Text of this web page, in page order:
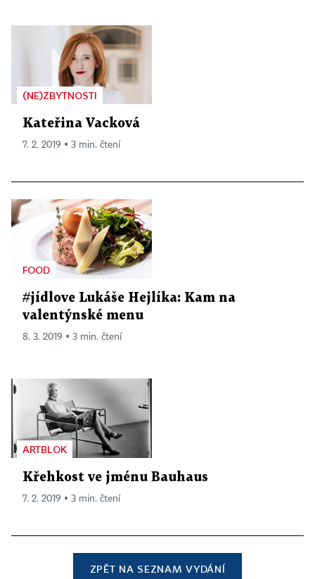
(NE)ZBYTNOSTI
Kateřina Vacková
7. 2. 2019 ▪ 3 min. čtení
FOOD
#jídlove Lukáše Hejlíka: Kam na
valentýnské menu
8. 3. 2019 ▪ 3 min. čtení
ARTBLOK
Křehkost ve jménu Bauhaus
7. 2. 2019 ▪ 3 min. čtení
ZPĚT NA SEZNAM VYDÁNÍ